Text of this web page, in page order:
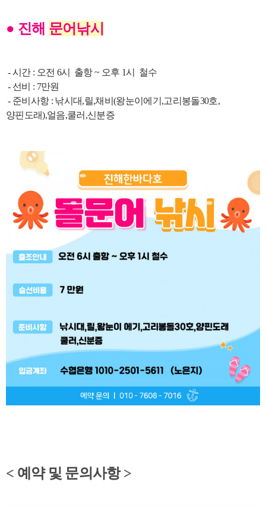
● 진해 문어낚시
- 시간 : 오전 6시 출항 ~ 오후 1시 철수
- 선비 : 7만원
- 준비사항 : 낚시대,릴,채비(왕눈이에기,고리봉돌30호,
양핀도래),얼음,쿨러,신분증
< 예약 및 문의사항 >